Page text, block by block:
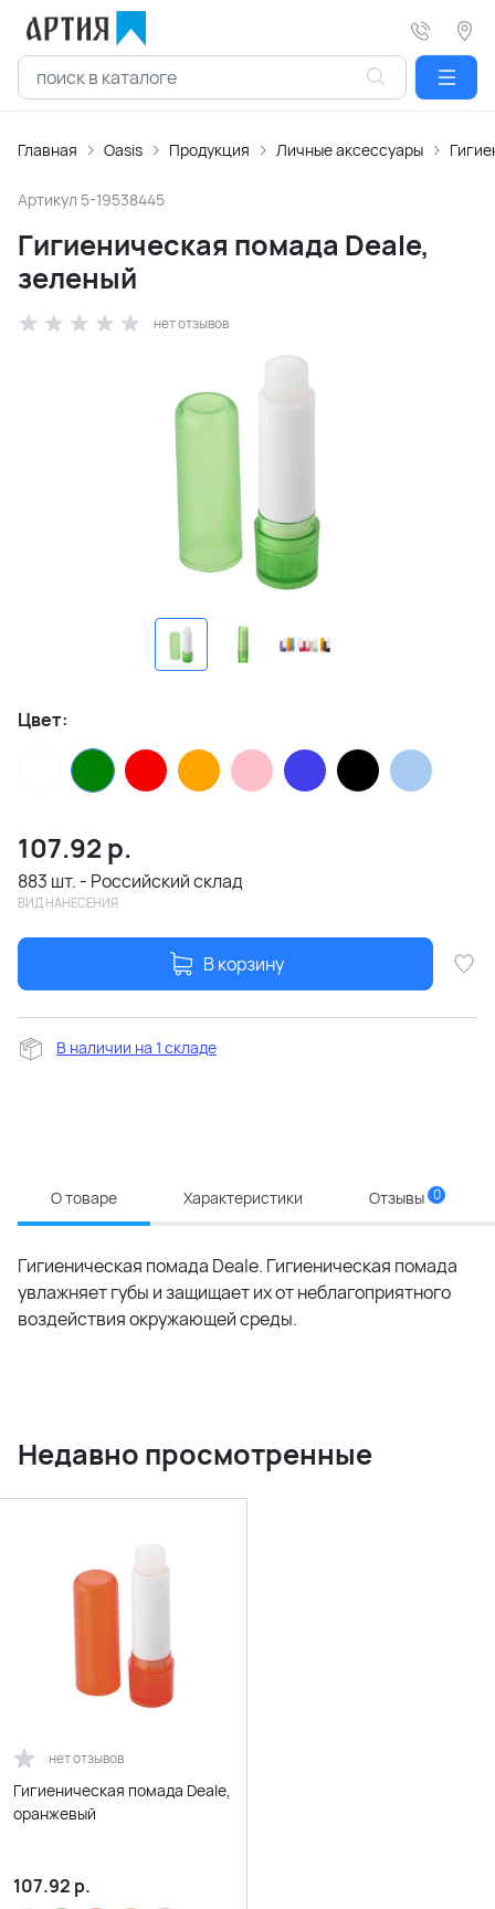
Главная Oasis Продукция Личные аксессуары
Артикул 5-19538445
Гигиеническая помада Deale,
зеленый
нет отзывов
Цвет:
107.92 р.
883 шт. - Российский склад
ВИД НАНЕСЕНИЯ
В корзину
В наличии на 1 складе
О товаре Характеристики Отзывы 0
Гигиеническая помада Deale. Гигиеническая помада
увлажняет губы и защищает их от неблагоприятного
воздействия окружающей среды.
Недавно просмотренные
нет отзывов
Гигиеническая помада Deale,
оранжевый
107.92 р.